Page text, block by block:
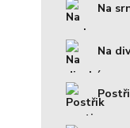
Na
Na